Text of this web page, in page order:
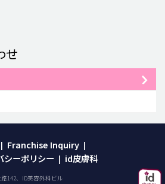
せ
| Franchise Inquiry |
ーポリシー | id皮膚科
142、ID美容外科ビル